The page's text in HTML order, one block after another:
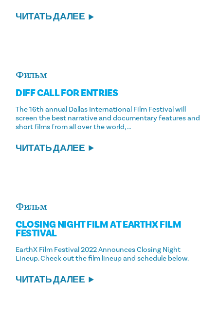
ЧИТАТЬ ДАЛЕЕ
Фильм
DIFF CALL FOR ENTRIES
The 16th annual Dallas International Film Festival will
screen the best narrative and documentary features and
short films from all over the world, …
ЧИТАТЬ ДАЛЕЕ
Фильм
CLOSING NIGHT FILM AT EARTHX FILM
FESTIVAL
EarthX Film Festival 2022 Announces Closing Night
Lineup. Check out the film lineup and schedule below.
ЧИТАТЬ ДАЛЕЕ